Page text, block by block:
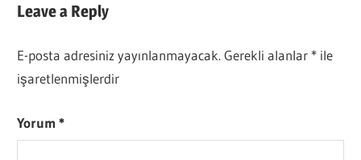
Leave a Reply
E-posta adresiniz yayınlanmayacak. Gerekli alanlar * ile
işaretlenmişlerdir
Yorum*